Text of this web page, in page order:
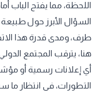
اللحظة، مما يفتح الباب
السؤال الأبرز حول طبيعة
طرف، ومدى قدرة هذا
هنا، يترقب المجتمع
أي إعلانات رسمية أو
التطورات، في انتظار ما